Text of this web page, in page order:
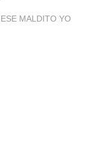
ESE MALDITO YO